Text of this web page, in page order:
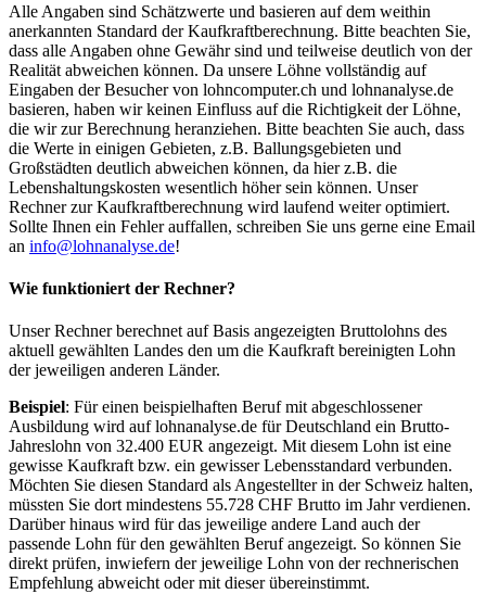
Alle Angaben sind Schätzwerte und basieren auf dem weithin
anerkannten Standard der Kaufkraftberechnung. Bitte beachten Sie,
dass alle Angaben ohne Gewähr sind und teilweise deutlich von der
Realität abweichen können. Da unsere Löhne vollständig auf
Eingaben der Besucher von lohncomputer.ch und lohnanalyse.de
basieren, haben wir keinen Einfluss auf die Richtigkeit der Löhne,
die wir zur Berechnung heranziehen. Bitte beachten Sie auch, dass
die Werte in einigen Gebieten, z.B. Ballungsgebieten und
Großstädten deutlich abweichen können, da hier z.B. die
Lebenshaltungskosten wesentlich höher sein können. Unser
Rechner zur Kaufkraftberechnung wird laufend weiter optimiert.
Sollte Ihnen ein Fehler auffallen, schreiben Sie uns gerne eine Email
an info@lohnanalyse.de!
Wie funktioniert der Rechner?
Unser Rechner berechnet auf Basis angezeigten Bruttolohns des
aktuell gewählten Landes den um die Kaufkraft bereinigten Lohn
der jeweiligen anderen Länder.
Beispiel: Für einen beispielhaften Beruf mit abgeschlossener
Ausbildung wird auf lohnanalyse.de für Deutschland ein Brutto-
Jahreslohn von 32.400 EUR angezeigt. Mit diesem Lohn ist eine
gewisse Kaufkraft bzw. ein gewisser Lebensstandard verbunden.
Möchten Sie diesen Standard als Angestellter in der Schweiz halten,
müssten Sie dort mindestens 55.728 CHF Brutto im Jahr verdienen.
Darüber hinaus wird für das jeweilige andere Land auch der
passende Lohn für den gewählten Beruf angezeigt. So können Sie
direkt prüfen, inwiefern der jeweilige Lohn von der rechnerischen
Empfehlung abweicht oder mit dieser übereinstimmt.